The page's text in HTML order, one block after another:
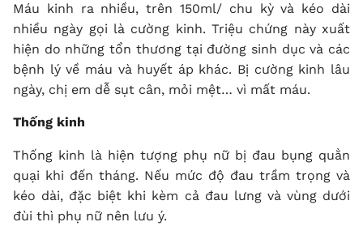
Máu kinh ra nhiều, trên 150ml/ chu kỳ và kéo dài
nhiều ngày gọi là cường kinh. Triệu chứng này xuất
hiện do những tổn thương tại đường sinh dục và các
bệnh lý về máu và huyết áp khác. Bị cường kinh lâu
ngày, chị em dễ sụt cân, mỏi mệt… vì mất máu.
Thống kinh
Thống kinh là hiện tượng phụ nữ bị đau bụng quằn
quại khi đến tháng. Nếu mức độ đau trầm trọng và
kéo dài, đặc biệt khi kèm cả đau lưng và vùng dưới
đùi thì phụ nữ nên lưu ý.